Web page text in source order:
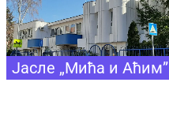
Јасле „Мића и Аћим”